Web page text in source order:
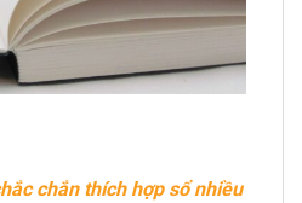
chắn thích hợp sổ nhiều